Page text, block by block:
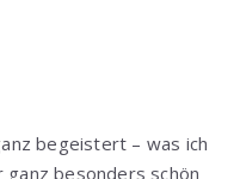
begeistert – was ich
besonders schön